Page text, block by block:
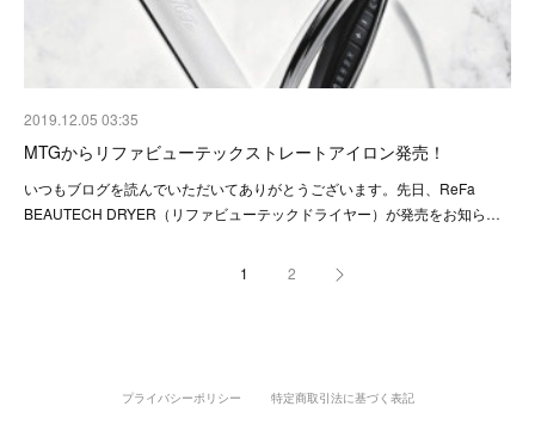
2019.12.05 03:35
MTGからリファビューテックストレートアイロン発売！
いつもブログを読んでいただいてありがとうございます。先日、ReFa
BEAUTECH DRYER（リファビューテックドライヤー）が発売をお知ら…
1 2
プライバシーポリシー 特定商取引法に基づく表記